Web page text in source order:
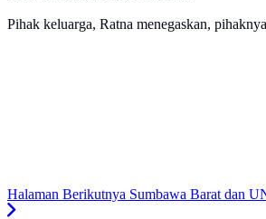
Pihak keluarga, Ratna menegaskan,
Halaman Berikutnya Sumbawa Barat dan